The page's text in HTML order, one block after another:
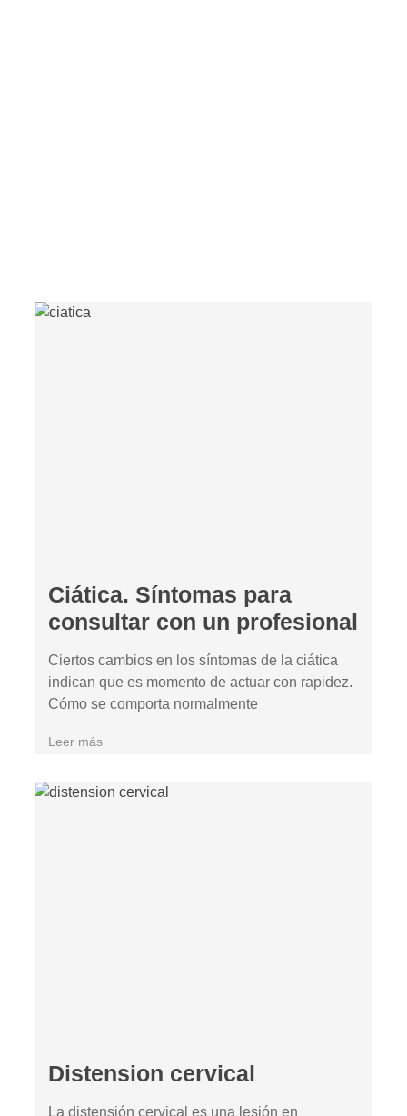
Ciática. Síntomas para
consultar con un profesional
Ciertos cambios en los síntomas de la ciática
indican que es momento de actuar con rapidez.
Cómo se comporta normalmente
Leer más
Distension cervical
La distensión cervical es una lesión en